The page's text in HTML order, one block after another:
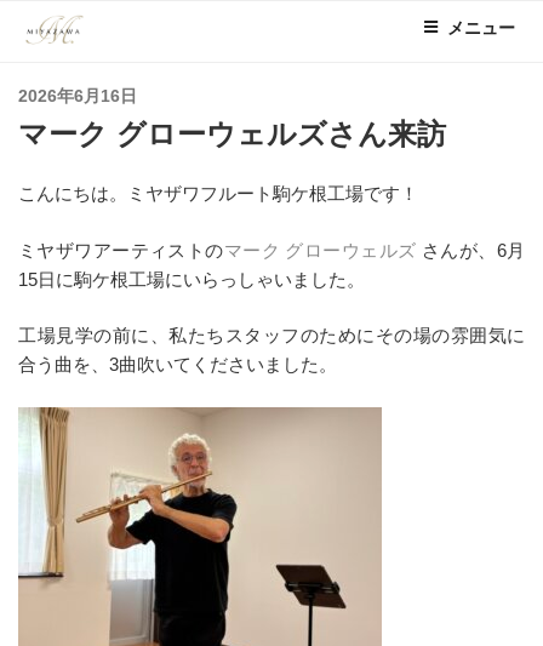
メニュー
投
稿
日:
2026年6月16日
マーク グローウェルズさん来訪
こんにちは。ミヤザワフルート駒ケ根工場です！
ミヤザワアーティストのマーク グローウェルズ さんが、6月
15日に駒ケ根工場にいらっしゃいました。
工場見学の前に、私たちスタッフのためにその場の雰囲気に
合う曲を、3曲吹いてくださいました。